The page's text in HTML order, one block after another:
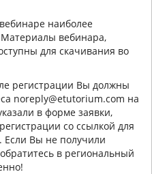
наиболее
вебинара,
для скачивания во
регистрации Вы должны
noreply@etutorium.com на
в форме заявки,
со ссылкой для
Если Вы не получили
в региональный